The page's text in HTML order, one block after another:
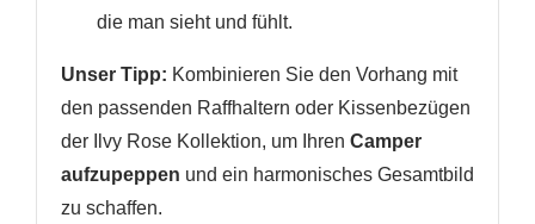
die man sieht und fühlt.
Unser Tipp: Kombinieren Sie den Vorhang mit
den passenden Raffhaltern oder Kissenbezügen
der Ilvy Rose Kollektion, um Ihren Camper
aufzupeppen und ein harmonisches Gesamtbild
zu schaffen.